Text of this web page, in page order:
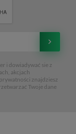
i dowiadywać sie z
akcjach
znajdziesz
Twoje dane